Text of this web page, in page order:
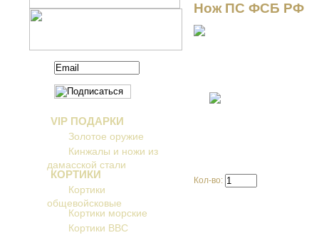
VIP ПОДАРКИ
Золотое оружие
Кинжалы и ножи из
дамасской стали
КОРТИКИ
Кортики
общевойсковые
Кортики морские
Кортики ВВС
Нож ПС ФСБ РФ
Кол-во: